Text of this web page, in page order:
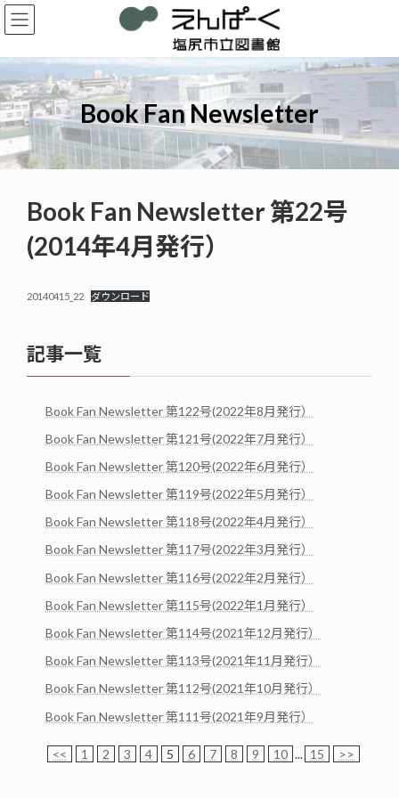
コ
ン
ン
ツ
へ
ス
キ
ッ
プ
ナ
ビ
ー
シ
ョ
ン
に
移
動
Book Fan Newsletter
Book Fan Newsletter 第22号
(2014年4月発行）
20140415_22 ダウンロード
記事一覧
Book Fan Newsletter 第122号(2022年8月発行）
Book Fan Newsletter 第121号(2022年7月発行）
Book Fan Newsletter 第120号(2022年6月発行）
Book Fan Newsletter 第119号(2022年5月発行）
Book Fan Newsletter 第118号(2022年4月発行）
Book Fan Newsletter 第117号(2022年3月発行）
Book Fan Newsletter 第116号(2022年2月発行）
Book Fan Newsletter 第115号(2022年1月発行）
Book Fan Newsletter 第114号(2021年12月発行）
Book Fan Newsletter 第113号(2021年11月発行）
Book Fan Newsletter 第112号(2021年10月発行）
Book Fan Newsletter 第111号(2021年9月発行）
<< 1 2 3 4 5 6 7 8 9 10 ... 15 >>